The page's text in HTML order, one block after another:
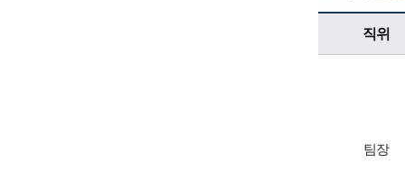
보육지원팀업무담당자의 정보로 직위, 전화번호, 담당업무를 안내하고 있습니다
직위
팀장